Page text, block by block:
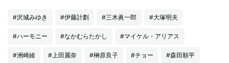
#沢城みゆき #伊藤計劃 #三木眞一郎 #大塚明夫
#ハーモニー #なかむらたかし #マイケル・アリアス
#洲崎綾 #上田麗奈 #榊原良子 #チョー #森田順平